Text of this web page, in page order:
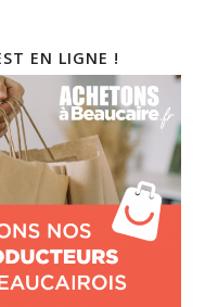
EN LIGNE !